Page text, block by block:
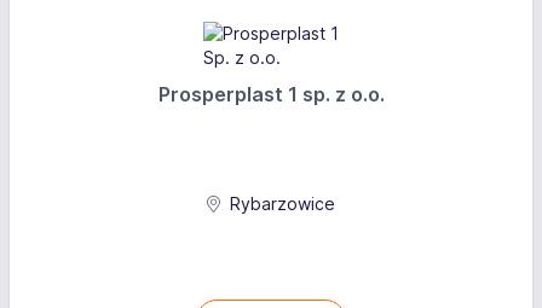
Prosperplast 1 sp. z o.o.
Rybarzowice